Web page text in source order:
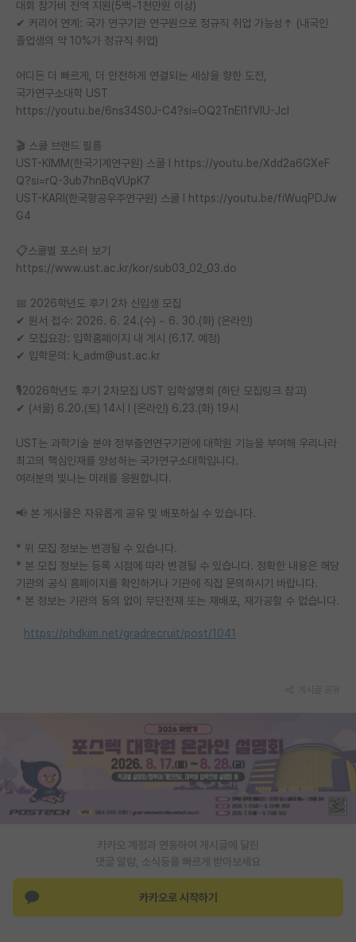
대회 참가비 전액 지원(5백~1천만원 이상)
✔ 커리어 연계: 국가 연구기관 연구원으로 정규직 취업 가능성↑ (내국인
졸업생의 약 10%가 정규직 취업)
어디든 더 빠르게, 더 안전하게 연결되는 세상을 향한 도전,
국가연구소대학 UST
https://youtu.be/6ns34S0J-C4?si=OQ2TnEI1fVIU-JcI
🎬 스쿨 브랜드 필름
UST-KIMM(한국기계연구원) 스쿨 l https://youtu.be/Xdd2a6GXeF
Q?si=rQ-3ub7hnBqVUpK7
UST-KARI(한국항공우주연구원) 스쿨 l https://youtu.be/fiWuqPDJw
G4
📋스쿨별 포스터 보기
https://www.ust.ac.kr/kor/sub03_02_03.do
📅 2026학년도 후기 2차 신입생 모집
✔ 원서 접수: 2026. 6. 24.(수) ~ 6. 30.(화) (온라인)
✔ 모집요강: 입학홈페이지 내 게시 (6.17. 예정)
✔ 입학문의: k_adm@ust.ac.kr
🎙️2026학년도 후기 2차모집 UST 입학설명회 (하단 모집링크 참고)
✔ (서울) 6.20.(토) 14시 l (온라인) 6.23.(화) 19시
UST는 과학기술 분야 정부출연연구기관에 대학원 기능을 부여해 우리나라
최고의 핵심인재를 양성하는 국가연구소대학입니다.
여러분의 빛나는 미래를 응원합니다.
📢 본 게시물은 자유롭게 공유 및 배포하실 수 있습니다.
* 위 모집 정보는 변경될 수 있습니다.
* 본 모집 정보는 등록 시점에 따라 변경될 수 있습니다. 정확한 내용은 해당
기관의 공식 홈페이지를 확인하거나 기관에 직접 문의하시기 바랍니다.
* 본 정보는 기관의 동의 없이 무단전재 또는 재배포, 재가공할 수 없습니다.
https://phdkim.net/gradrecruit/post/1041
카카오 계정과 연동하여 게시글에 달린
댓글 알람, 소식등을 빠르게 받아보세요
카카오로 시작하기